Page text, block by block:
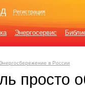
Регистрация
Энергосервис
Энергосбережение в России
просто